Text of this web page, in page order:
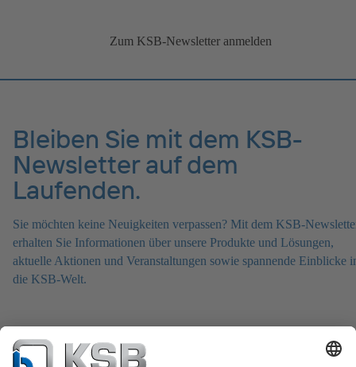
Zum KSB-Newsletter anmelden
Bleiben Sie mit dem KSB-
Newsletter auf dem
Laufenden.
Sie möchten keine Neuigkeiten verpassen? Mit dem KSB-
erhalten Sie Informationen über unsere Produkte und Lösungen,
aktuelle Aktionen und Veranstaltungen sowie spannende Einblicke
die KSB-Welt.